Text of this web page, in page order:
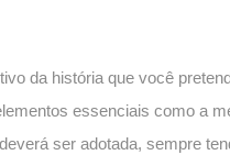
da história que você
essenciais como a
ser adotada, sempre